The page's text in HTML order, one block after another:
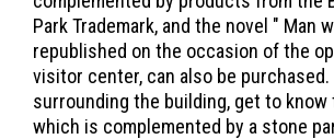
Park Trademark, and the novel " Man
republished on the occasion of the
visitor center, can also be purchased.
surrounding the building, get to know
which is complemented by a stone